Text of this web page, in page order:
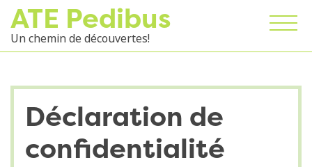
ATE Pedibus
Un chemin de découvertes!
Déclaration de
confidentialité